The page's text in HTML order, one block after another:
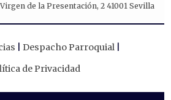
de la Presentación, 2 41001 Sevilla
Despacho Parroquial
de Privacidad